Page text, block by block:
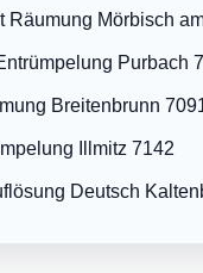
Räumung Mörbisch
Purbach
Breitenbrunn
Illmitz 7142
Deutsch